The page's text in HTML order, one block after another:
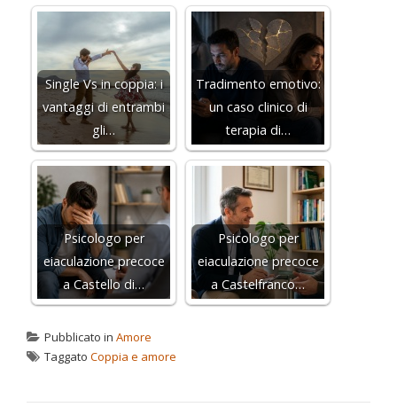
Single Vs in coppia: i
vantaggi di entrambi
gli…
Tradimento emotivo:
un caso clinico di
terapia di…
Psicologo per
eiaculazione precoce
a Castello di…
Psicologo per
eiaculazione precoce
a Castelfranco…
Pubblicato in Amore
Taggato Coppia e amore